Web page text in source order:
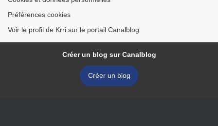
Préférences cookies
Voir le profil de Krri sur le portail Canalblog
Créer un blog sur Canalblog
Créer un blog